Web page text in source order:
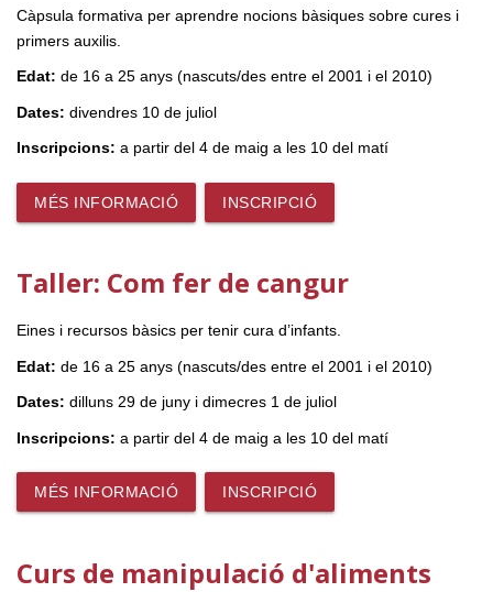
Càpsula formativa per aprendre nocions bàsiques sobre cures i
primers auxilis.
Edat: de 16 a 25 anys (nascuts/des entre el 2001 i el 2010)
Dates: divendres 10 de juliol
Inscripcions: a partir del 4 de maig a les 10 del matí
MÉS INFORMACIÓ INSCRIPCIÓ
Taller: Com fer de cangur
Eines i recursos bàsics per tenir cura d’infants.
Edat: de 16 a 25 anys (nascuts/des entre el 2001 i el 2010)
Dates: dilluns 29 de juny i dimecres 1 de juliol
Inscripcions: a partir del 4 de maig a les 10 del matí
MÉS INFORMACIÓ INSCRIPCIÓ
Curs de manipulació d'aliments